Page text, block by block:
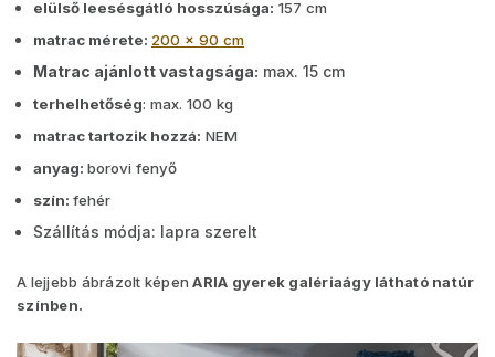
elülső leesésgátló hosszúsága: 157 cm
matrac mérete: 200 x 90 cm
Matrac ajánlott vastagsága: max. 15 cm
terhelhetőség: max. 100 kg
matrac tartozik hozzá: NEM
anyag: borovi fenyő
szín: fehér
Szállítás módja: lapra szerelt
A lejjebb ábrázolt képenARIA gyerek galériaágy látható natúr
színben.